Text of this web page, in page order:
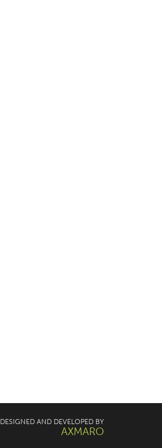
DESIGNED AND DEVELOPED BY
AXMARO